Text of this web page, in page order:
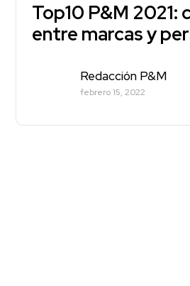
Top10 P&M 2021:
entre marcas y
Redacción P&M
febrero 15, 2022